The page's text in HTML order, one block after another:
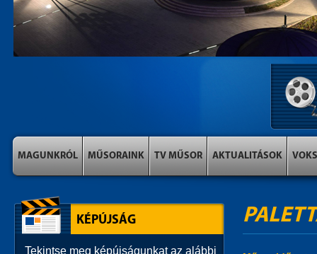
MAGUNKRÓL MŰSORAINK TV MŰSOR AKTUALITÁSOK VOKS
KÉPÚJSÁG
Tekintse meg képújságunkat az alábbi